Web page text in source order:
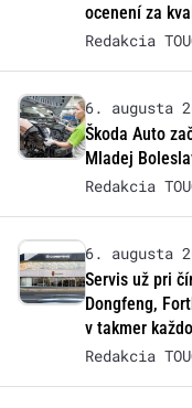
ocenení za
Redakcia
6. augusta
Škoda Auto
Mladej
Redakcia
6. augusta
Servis už pri
Dongfeng,
v takmer
Redakcia